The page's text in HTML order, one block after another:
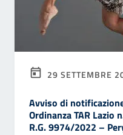
29 SETTEMBRE
Avviso di
Ordinanza TAR
R.G. 9974/2022 –